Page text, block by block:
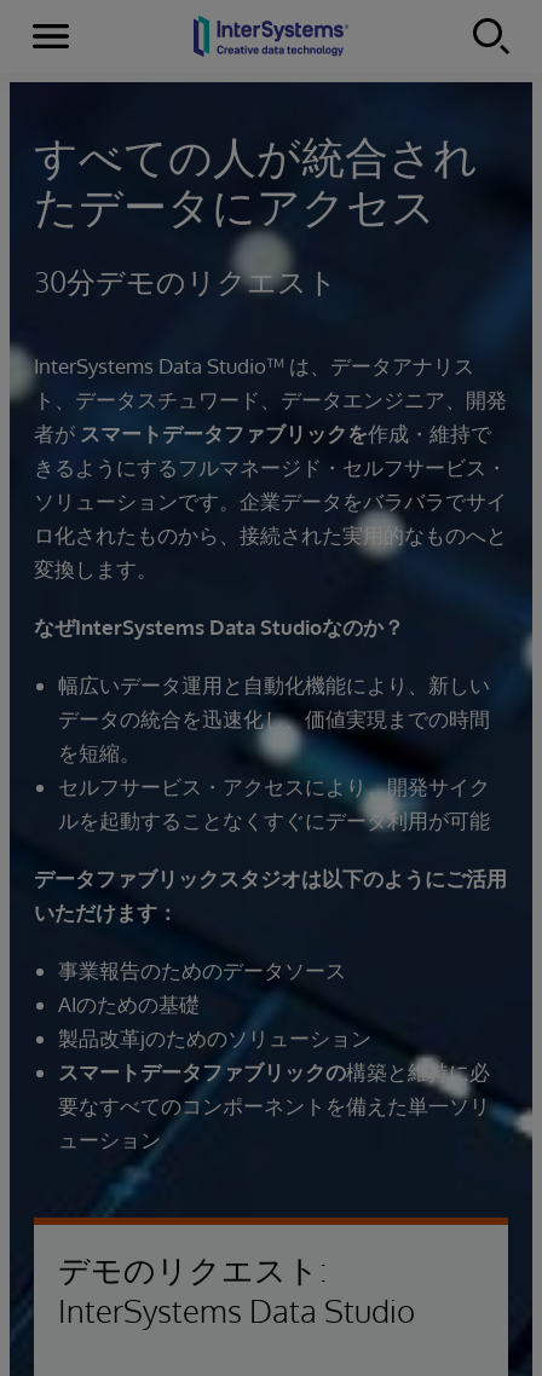
Skip to content
Menu
すべての人が統合され
たデータにアクセス
30分デモのリクエスト
InterSystems Data Studio™ は、データアナリス
ト、データスチュワード、データエンジニア、開発
者が スマートデータファブリックを作成・維持で
きるようにするフルマネージド・セルフサービス・
ソリューションです。企業データをバラバラでサイ
ロ化されたものから、接続された実用的なものへと
変換します。
なぜInterSystems Data Studioなのか？
幅広いデータ運用と自動化機能により、新しい
データの統合を迅速化し、価値実現までの時間
を短縮。
セルフサービス・アクセスにより、開発サイク
ルを起動することなくすぐにデータ利用が可能
データファブリックスタジオは以下のようにご活用
いただけます：
事業報告のためのデータソース
AIのための基礎
製品改革jのためのソリューション
スマートデータファブリックの構築と維持に必
要なすべてのコンポーネントを備えた単一ソリ
ューション
デモのリクエスト:
InterSystems Data Studio